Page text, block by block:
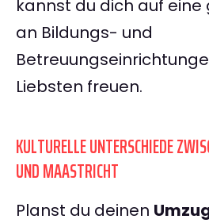
kannst du dich auf eine
an Bildungs- und
Liebsten freuen.
KULTURELLE UNTERSCHIEDE
UND MAASTRICHT
Planst du deinen